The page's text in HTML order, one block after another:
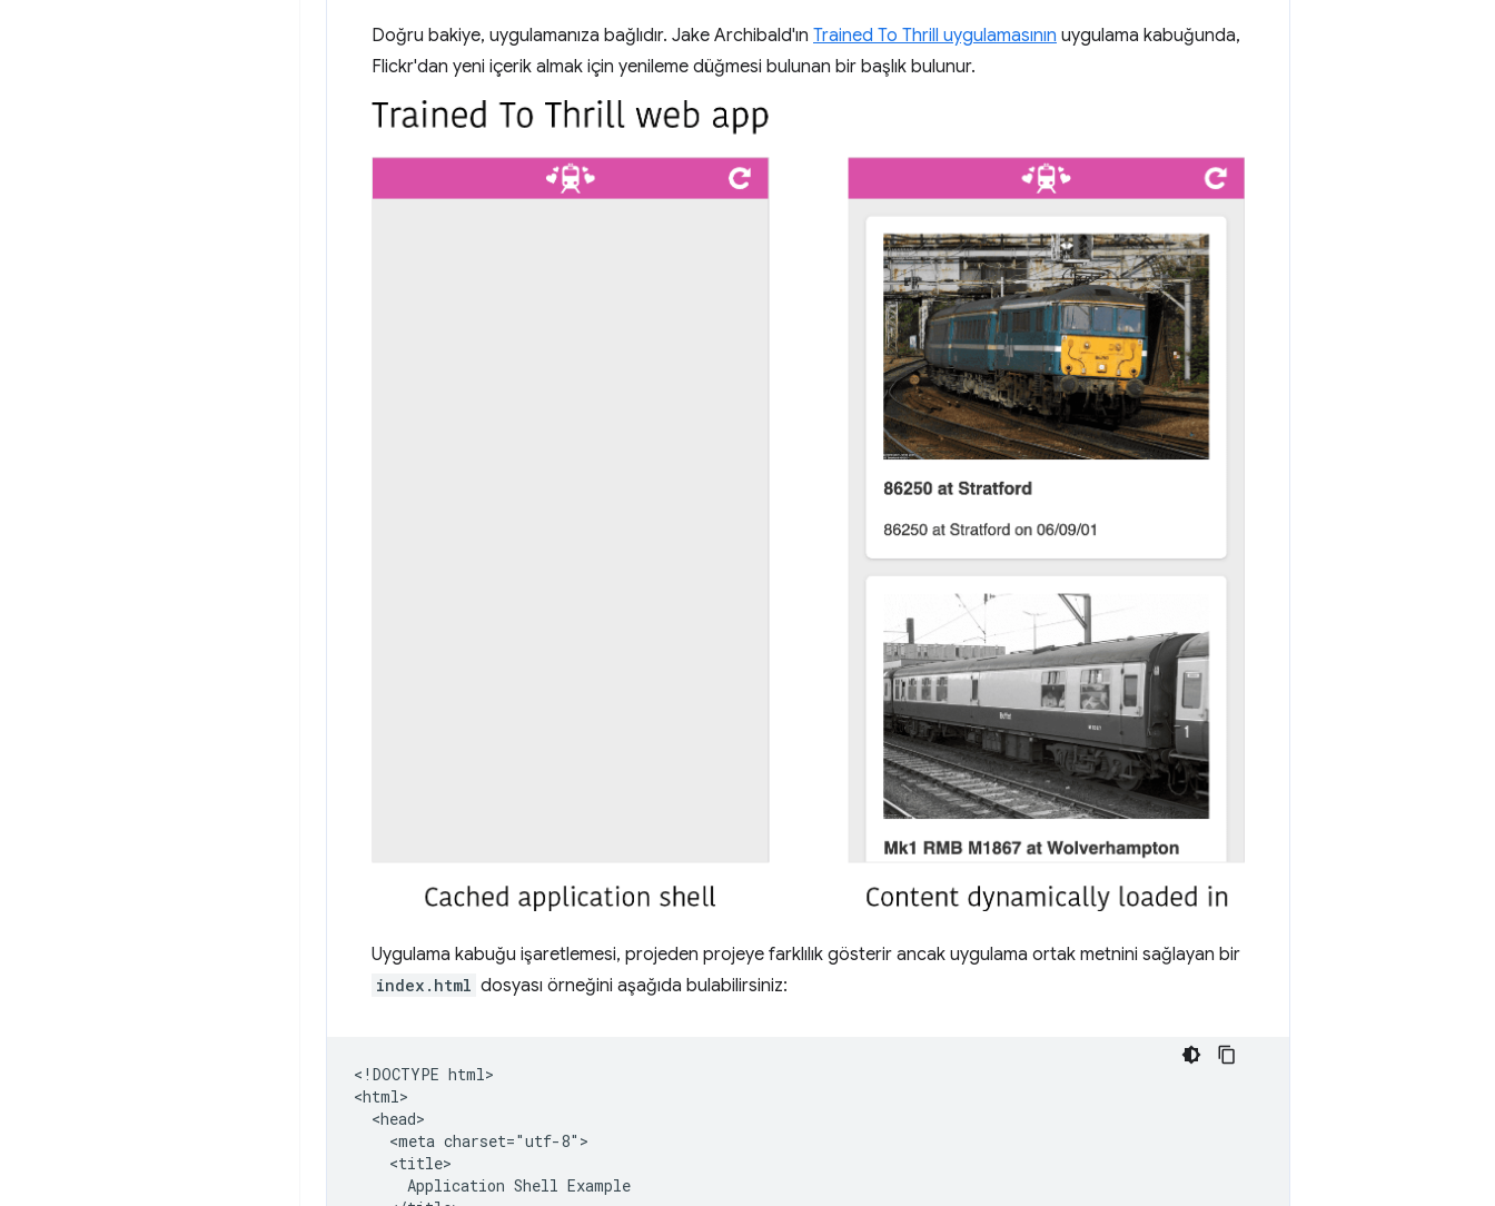
Doğru bakiye, uygulamanıza bağlıdır. Jake Archibald'ın Trained To Thrill uygulamasının uygulama kabuğunda,
Flickr'dan yeni içerik almak için yenileme düğmesi bulunan bir başlık bulunur.
Uygulama kabuğu işaretlemesi, projeden projeye farklılık gösterir ancak uygulama ortak metnini sağlayan bir
index.html dosyası örneğini aşağıda bulabilirsiniz:
​​<!DOCTYPE html>
<html>
  <head>
    <meta charset="utf-8">
    <title>
      Application Shell Example